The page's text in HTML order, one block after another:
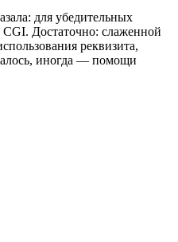
для убедительных
CGI. Достаточно: слаженной
реквизита,
иногда — помощи